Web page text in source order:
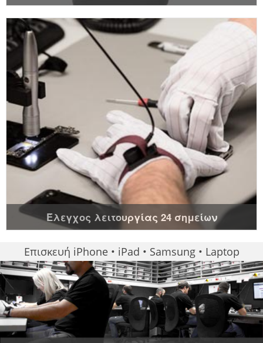
Έλεγχος λειτουργίας 24 σημείων
Επισκευή iPhone • iPad • Samsung • Laptop